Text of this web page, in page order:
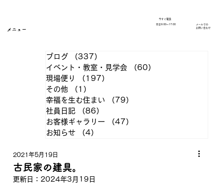
メニュー
今すぐ電話
​平日9:00～17:00
メールでの
​お問い合わせ
ブログ （337）
イベント・教室・見学会
（60）
現場便り
（197）
その他
（1）
幸福を生む住まい
（79）
社員日記
（86）
お客様ギャラリー
（47）
お知らせ
（4）
古民家の建具。
2021年5月19日
更新日： 2024年3月19日